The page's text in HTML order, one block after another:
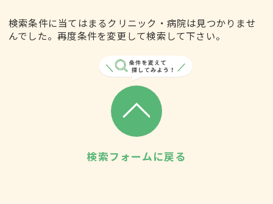
検索条件に当てはまるクリニック・病院は見つかりませ
んでした。再度条件を変更して検索して下さい。
検索フォームに戻る